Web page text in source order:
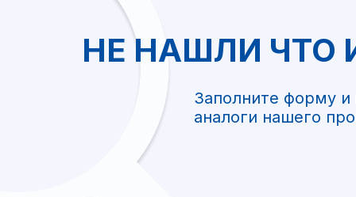
+7
НЕ НАШЛИ ЧТО
Заполните форму
аналоги нашего